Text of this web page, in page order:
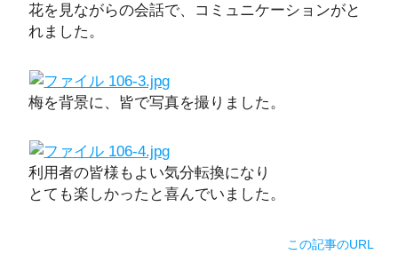
花を見ながらの会話で、コミュニケーションがと
れました。
梅を背景に、皆で写真を撮りました。
利用者の皆様もよい気分転換になり
とても楽しかったと喜んでいました。
この記事のURL